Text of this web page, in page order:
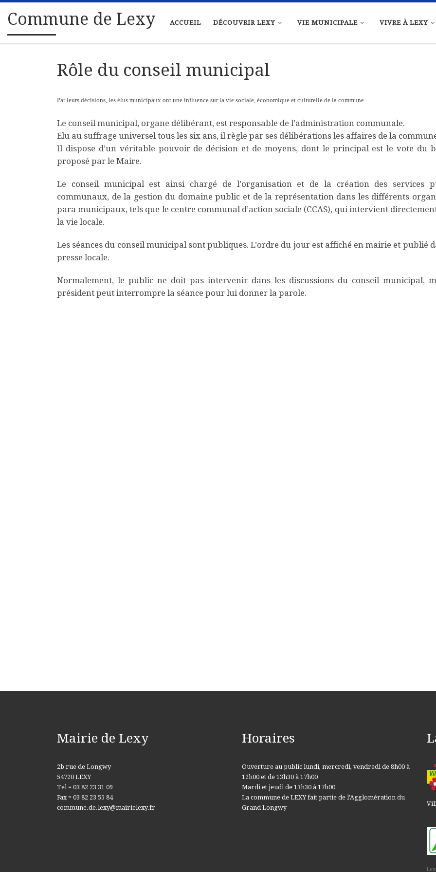
Passer au contenu
Commune de Lexy ACCUEIL DÉCOUVRIR LEXY VIE MUNICIPALE VIVRE À LEXY
Rôle du conseil municipal
Par leurs décisions, les élus municipaux ont une influence sur la vie sociale, économique et culturelle de la commune.
Le conseil municipal, organe délibérant, est responsable de l’administration communale.
Elu au suffrage universel tous les six ans, il règle par ses délibérations les affaires de la
Il dispose d’un véritable pouvoir de décision et de moyens, dont le principal est le vote du
proposé par le Maire.
Le conseil municipal est ainsi chargé de l’organisation et de la création des services
communaux, de la gestion du domaine public et de la représentation dans les différents
para municipaux, tels que le centre communal d’action sociale (CCAS), qui intervient
la vie locale.
Les séances du conseil municipal sont publiques. L’ordre du jour est affiché en mairie et publié
presse locale.
Normalement, le public ne doit pas intervenir dans les discussions du conseil municipal,
président peut interrompre la séance pour lui donner la parole.
Mairie de Lexy
2b rue de Longwy
54720 LEXY
Tel = 03 82 23 31 09
Fax = 03 82 23 55 84
commune.de.lexy@mairielexy.fr
Horaires
Ouverture au public lundi, mercredi, vendredi de 8h00 à
12h00 et de 13h30 à 17h00
Mardi et jeudi de 13h30 à 17h00
La commune de LEXY fait partie de l'Agglomération du
Grand Longwy